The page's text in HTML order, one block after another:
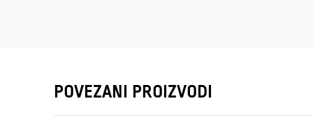
POVEZANI PROIZVODI